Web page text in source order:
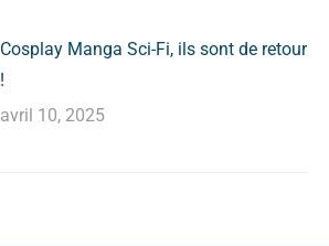
Cosplay Manga Sci-Fi, ils sont de retour
!
avril 10, 2025